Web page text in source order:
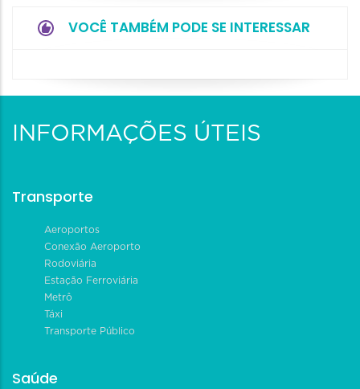
VOCÊ TAMBÉM PODE SE INTERESSAR
INFORMAÇÕES ÚTEIS
Transporte
Aeroportos
Conexão Aeroporto
Rodoviária
Estação Ferroviária
Metrô
Táxi
Transporte Público
Saúde